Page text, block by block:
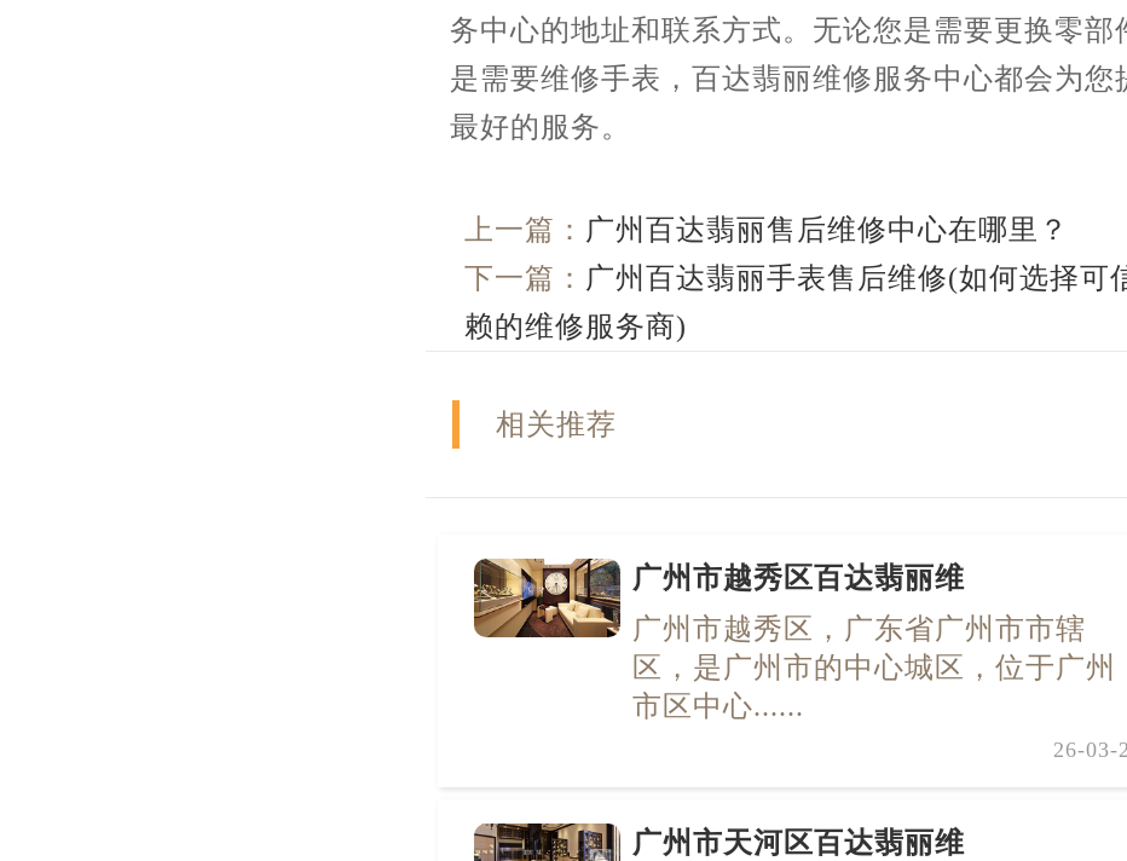
务中心的地址和联系方式。无论您是需要更换零部
是需要维修手表，百达翡丽维修服务中心都会为您
最好的服务。
上一篇： 广州百达翡丽售后维修中心在哪里？
下一篇： 广州百达翡丽手表售后维修(如何选择可
赖的维修服务商)
相关推荐
广州市越秀区百达翡丽维
广州市越秀区，广东省广州市市辖
区，是广州市的中心城区，位于广州
市区中心......
26-03-
广州市天河区百达翡丽维